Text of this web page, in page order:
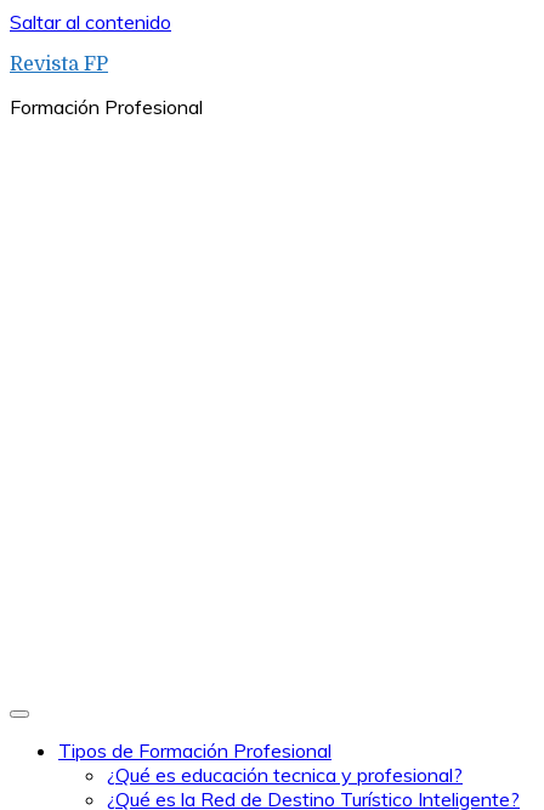
Saltar al contenido
Revista FP
Formación Profesional
Tipos de Formación Profesional
¿Qué es educación tecnica y profesional?
¿Qué es la Red de Destino Turístico Inteligente?